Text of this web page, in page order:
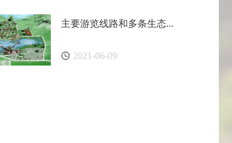
主要游览线路和多条生态...
2021-06-09